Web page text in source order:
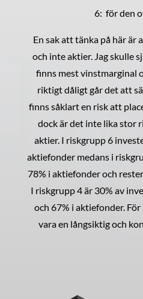
6: för den
En sak att tänka på här är
och inte aktier. Jag skulle
finns mest vinstmarginal
riktigt dåligt går det att
finns såklart en risk att
dock är det inte lika stor
aktier. I riskgrupp 6
aktiefonder medans i
78% i aktiefonder och
I riskgrupp 4 är 30% av
och 67% i aktiefonder.
vara en långsiktig och